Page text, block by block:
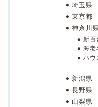
埼玉県
東京都
神奈川
新百
海老
ハウ
新潟県
長野県
山梨県